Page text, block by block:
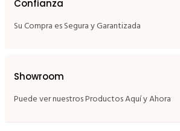
Confianza
Su Compra es Segura y Garantizada
Showroom
Puede ver nuestros Productos Aquí y Ahora